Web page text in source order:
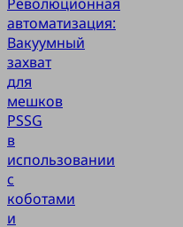
автоматизация:
Вакуумный
захват
для
мешков
PSSG
в
использовании
с
коботами
и